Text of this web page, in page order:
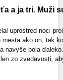
a ja tri. Muži
uprostred noci
ako on, tak
navyše bola
zo zvedavosti,